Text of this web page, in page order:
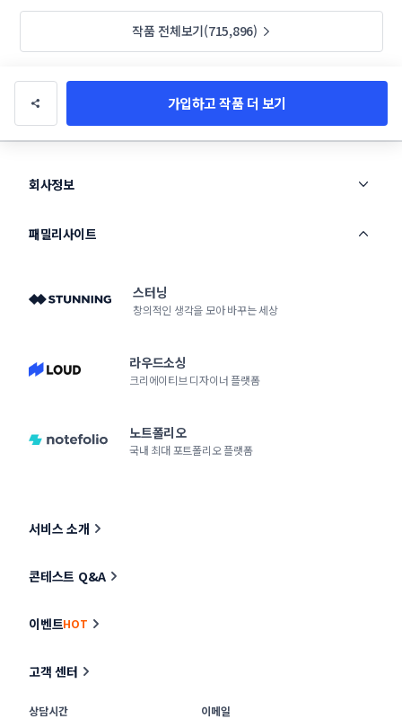
작품 전체보기(715,896)
가입하고 작품 더 보기
회사정보
패밀리사이트
스터닝
창의적인 생각을 모아 바꾸는 세상
라우드소싱
크리에이티브 디자이너 플랫폼
노트폴리오
국내 최대 포트폴리오 플랫폼
서비스 소개
콘테스트 Q&A
이벤트HOT
고객 센터
상담시간
이메일